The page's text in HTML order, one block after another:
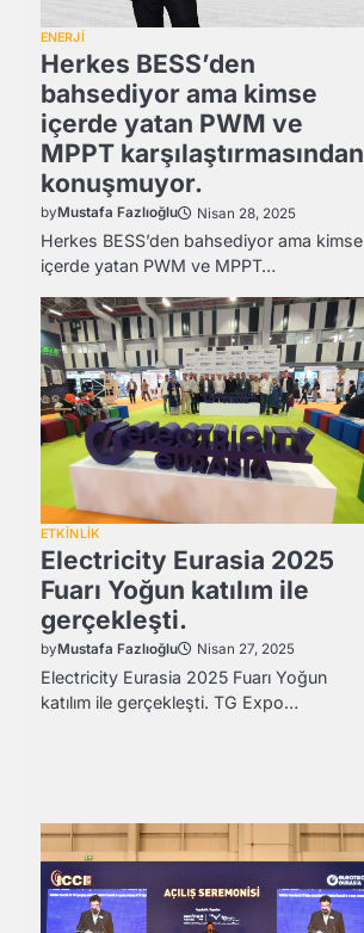
ENERJİ
Herkes BESS’den
bahsediyor ama kimse
içerde yatan PWM ve
MPPT karşılaştırmasından
konuşmuyor.
byMustafa Fazlıoğlu Nisan 28, 2025
Herkes BESS’den bahsediyor ama kimse
içerde yatan PWM ve MPPT…
ETKİNLİK
Electricity Eurasia 2025
Fuarı Yoğun katılım ile
gerçekleşti.
byMustafa Fazlıoğlu Nisan 27, 2025
Electricity Eurasia 2025 Fuarı Yoğun
katılım ile gerçekleşti. TG Expo…